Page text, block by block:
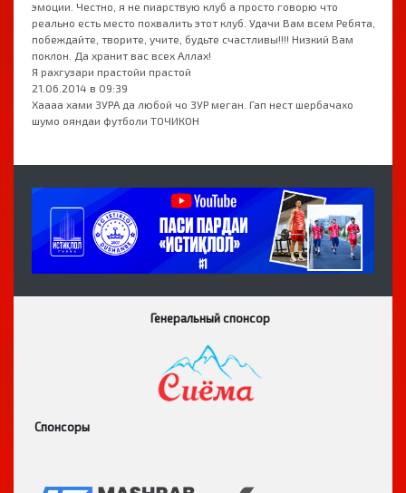
эмоции. Честно, я не пиарствую клуб а просто говорю что
реально есть место похвалить этот клуб. Удачи Вам всем Ребята,
побеждайте, творите, учите, будьте счастливы!!!! Низкий Вам
поклон. Да хранит вас всех Аллах!
Я рахгузари прастойи прастой
21.06.2014 в 09:39
Хаааа хами ЗУРА да любой чо ЗУР меган. Гап нест шербачахо
шумо ояндаи футболи ТОЧИКОН
Генеральный спонсор
Спонсоры